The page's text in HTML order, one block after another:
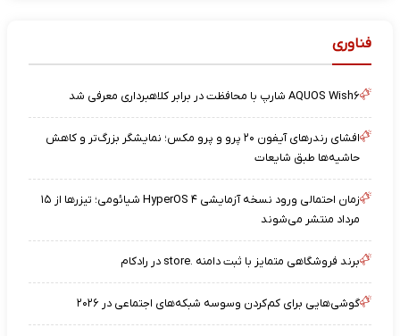
فناوری
AQUOS Wish۶ شارپ با محافظت در برابر کلاهبرداری معرفی شد
افشای رندرهای آیفون ۲۰ پرو و پرو مکس؛ نمایشگر بزرگ‌تر و کاهش
حاشیه‌ها طبق شایعات
زمان احتمالی ورود نسخه آزمایشی HyperOS ۴ شیائومی؛ تیزرها از ۱۵
مرداد منتشر می‌شوند
برند فروشگاهی متمایز با ثبت دامنه .store در رادکام
گوشی‌هایی برای کم‌کردن وسوسه شبکه‌های اجتماعی در ۲۰۲۶